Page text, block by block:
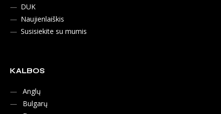
DUK
Naujienlaiškis
Susisiekite su mumis
KALBOS
Anglų
Bulgarų